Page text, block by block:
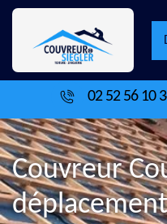
02 52 56 10
Couvreur